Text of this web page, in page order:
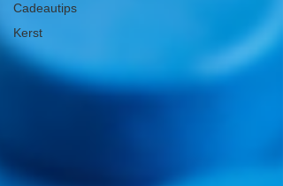
Cadeautips
Kerst